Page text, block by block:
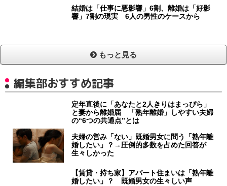
結婚は「仕事に悪影響」6割、離婚は「好影
響」7割の現実 6人の男性のケースから
もっと見る
編集部おすすめ記事
定年直後に「あなたと2人きりはまっぴら」
と妻から離婚届 「熟年離婚」しやすい夫婦
の“6つの共通点”とは
夫婦の営み「ない」既婚男女に問う「熟年離
婚したい」？→圧倒的多数を占めた回答が
生々しかった
【賃貸・持ち家】アパート住まいは「熟年離
婚したい」？ 既婚男女の生々しい声